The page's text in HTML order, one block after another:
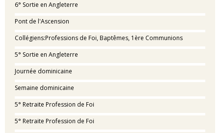
6° Sortie en Angleterre
Pont de l'Ascension
Collégiens:Professions de Foi, Baptêmes, 1ère Communions
5° Sortie en Angleterre
Journée dominicaine
Semaine dominicaine
5° Retraite Profession de Foi
5° Retraite Profession de Foi